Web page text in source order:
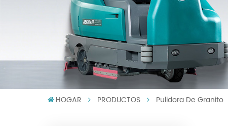
HOGAR PRODUCTOS Pulidora De Granito